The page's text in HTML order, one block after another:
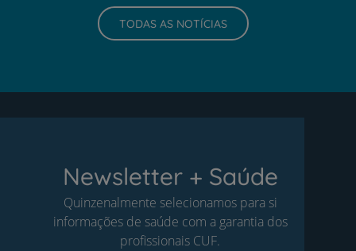
TODAS AS NOTÍCIAS
Newsletter + Saúde
Quinzenalmente selecionamos para si
informações de saúde com a garantia dos
profissionais CUF.